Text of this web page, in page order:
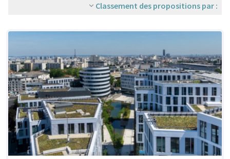
Classement des propositions par :